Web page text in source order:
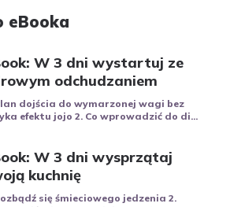
eBooka
W 3 dni wystartuj ze
odchudzaniem
dojścia do wymarzonej wagi bez
efektu jojo 2. Co wprowadzić do di...
W 3 dni wysprzątaj
kuchnię
się śmieciowego jedzenia 2.